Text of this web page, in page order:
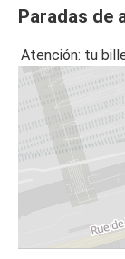
Paradas de
Atención: tu